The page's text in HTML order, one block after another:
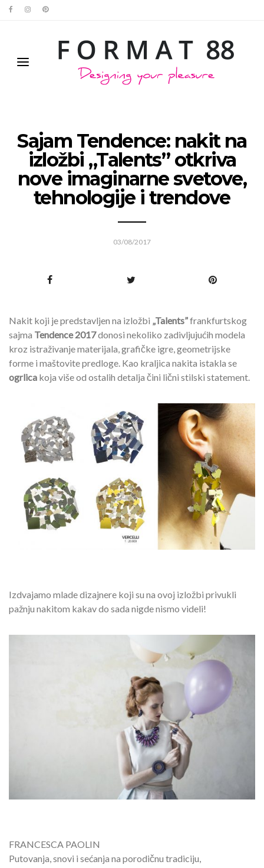
Sajam Tendence: nakit na
izložbi „Talents” otkriva
nove imaginarne svetove,
tehnologije i trendove
03/08/2017
Nakit koji je predstavljen na izložbi „Talents”frankfurtskog
sajma Tendence 2017donosi nekoliko zadivljujućih modela
kroz istraživanje materijala, grafičke igre, geometrijske
forme i maštovite predloge. Kao kraljica nakita istakla se
ogrlica koja više od ostalih detalja čini lični stilski statement.
Izdvajamo mlade dizajnere koji su na ovoj izložbi privukli
pažnju nakitom kakav do sada nigde nismo videli!
FRANCESCA PAOLIN
Putovanja, snovi i sećanja na porodičnu tradiciju,